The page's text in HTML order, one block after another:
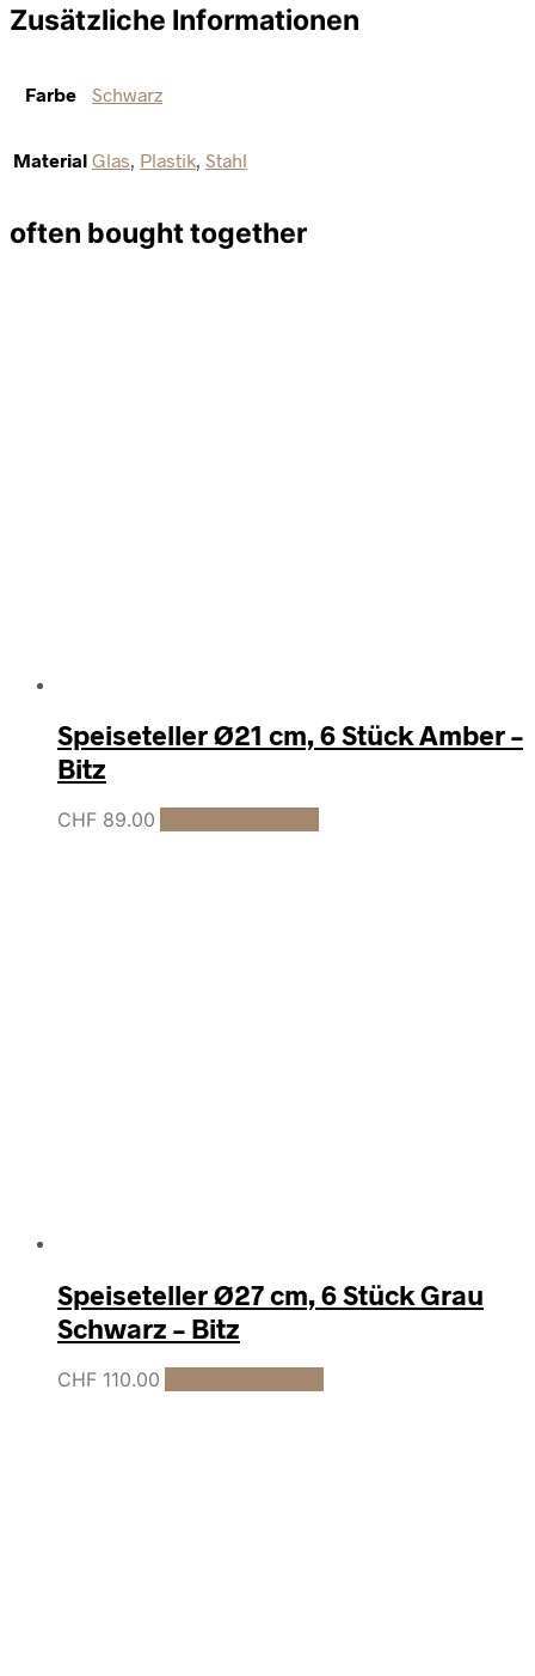
Zusätzliche Informationen
Farbe Schwarz
Material Glas Plastik Stahl
often bought together
Speiseteller Ø21 cm, 6 Stück Amber –
Bitz
CHF 89.00
Speiseteller Ø27 cm, 6 Stück Grau
Schwarz – Bitz
CHF 110.00